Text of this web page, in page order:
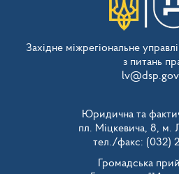
Західне міжрегіональне
з питань
Юридична та
пл. Міцкевича, 8, м.
тел./факс: (032)
Громадська